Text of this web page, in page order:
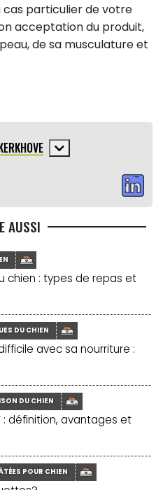
cas particulier de votre
acceptation du produit,
de sa musculature et
AUSSI
chien : types de repas et
DU CHIEN
avec sa nourriture :
DU CHIEN
: définition, avantages et
POUR CHIEN